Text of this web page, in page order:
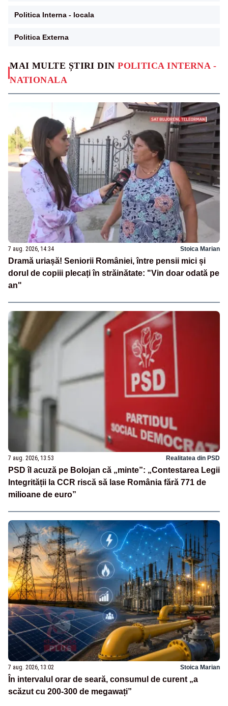
MAI MULTE ȘTIRI DINPOLITICA INTERNA -
NATIONALA
7 aug. 2026, 14:34 Stoica Marian
Dramă uriașă! Seniorii României, între pensii mici și
dorul de copiii plecați în străinătate: "Vin doar odată pe
an"
7 aug. 2026, 13:53 Realitatea din PSD
PSD îl acuză pe Bolojan că „minte”: „Contestarea Legii
Integrității la CCR riscă să lase România fără 771 de
milioane de euro”
7 aug. 2026, 13:02 Stoica Marian
În intervalul orar de seară, consumul de curent „a
scăzut cu 200-300 de megawați”
Politica Interna - locala
Politica Externa